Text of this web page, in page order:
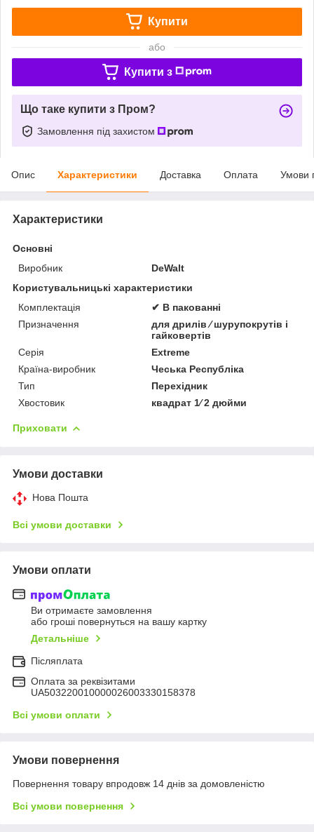
Купити
або
Купити з
Що таке купити з Пром?
Замовлення під захистом
Опис Характеристики Доставка Оплата Умови
Характеристики
Основні
Виробник
DeWalt
Користувальницькі характеристики
Комплектація
✔ В пакованні
Призначення
для дрилів ⁄ шурупокрутів і
гайковертів
Серія
Extreme
Країна-виробник
Чеська Республіка
Тип
Перехідник
Хвостовик
квадрат 1⁄ 2 дюйми
Приховати
Умови доставки
Нова Пошта
Всі умови доставки
Умови оплати
Ви отримаєте замовлення
або гроші повернуться на вашу картку
Детальніше
Післяплата
Оплата за реквізитами
UA503220010000026003330158378
Всі умови оплати
Умови повернення
Повернення товару впродовж 14 днів за домовленістю
Всі умови повернення